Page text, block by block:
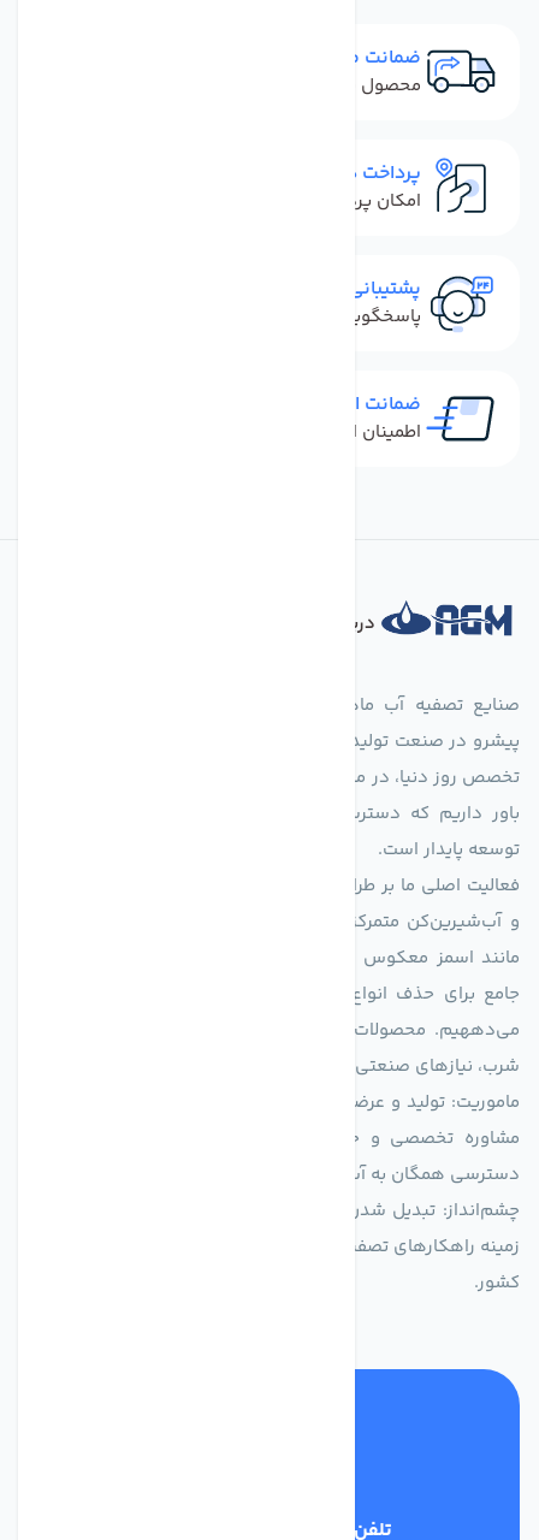
ضمانت مرجوعی
محصول نباید آسیب دیده باشد
پرداخت در محل
امکان پرداخت کل فاکتور در محل
پشتیبانی سریع
پاسخگویی سریع به تماس‌ها و پیام‌ها
ضمانت اصل بودن کالا
اطمینان از خرید کالای اورجینال
درباره فروشگاه
پیشرو در صنعت تولید تجهیزات تصفیه آب، با تکیه بر دانش فنی و
تخصص روز دنیا، در مسیر تأمین آب سالم و پایدار گام برمی‌دارد. ما
باور داریم که دسترسی به آب پاک، یک حق اساسی و زیربنای
توسعه پایدار است.
فعالیت اصلی ما بر طراحی و تولید سیستم‌های پیشرفته تصفیه آب
و آب‌شیرین‌کن متمرکز است. ما با بهره‌گیری از فناوری‌های نوین
جامع برای حذف انواع آلاینده‌ها، املاح و نمک از منابع آبی ارائه
می‌دههیم. محصولات ما برای مصارف متنوعی از جمله تأمین آب
شرب، نیازهای صنعتی و کشاورزی طراحی و بهینه‌سازی شده‌اند.
ماموریت: تولید و عرضه محصولاتی با بالاترین استاندارد کیفی، ارائه
مشاوره تخصصی و خدمات پس از فروش مطمئن برای تضمین
دسترسی همگان به آب پاک و سالم.
چشم‌انداز: تبدیل شدن به انتخاب اول صنایع و مصرف‌کنندگان در
زمینه راهکارهای تصفیه آب و ایفای نقشی کلیدی در حفظ منابع آبی
کشور.
تلفن پشتیبانی